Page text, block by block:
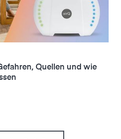
Quellen und wie